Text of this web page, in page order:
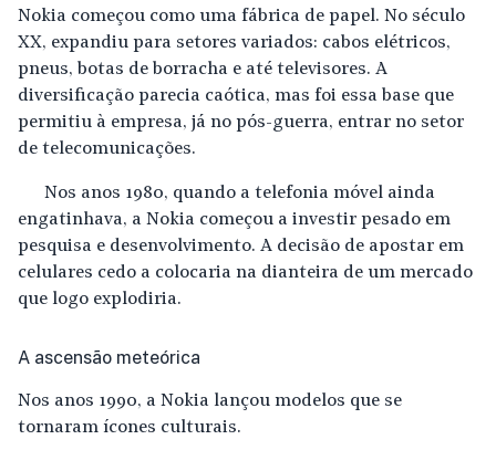
Nokia começou como uma fábrica de papel. No século
XX, expandiu para setores variados: cabos elétricos,
pneus, botas de borracha e até televisores. A
diversificação parecia caótica, mas foi essa base que
permitiu à empresa, já no pós-guerra, entrar no setor
de telecomunicações.
Nos anos 1980, quando a telefonia móvel ainda
engatinhava, a Nokia começou a investir pesado em
pesquisa e desenvolvimento. A decisão de apostar em
celulares cedo a colocaria na dianteira de um mercado
que logo explodiria.
A ascensão meteórica
Nos anos 1990, a Nokia lançou modelos que se
tornaram ícones culturais.